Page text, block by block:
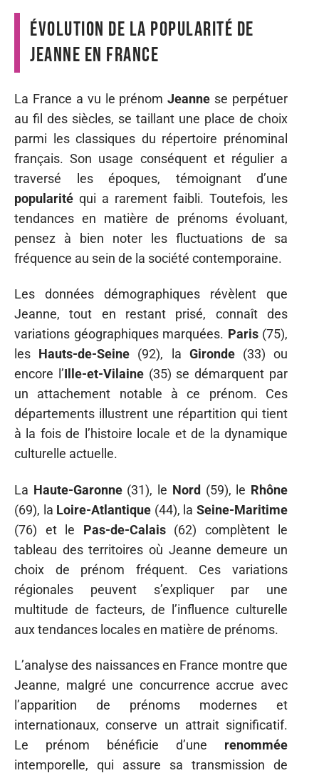
Évolution de la popularité de
Jeanne en France
La France a vu le prénomJeanne se perpétuer
au fil des siècles, se taillant une place de choix
parmi les classiques du répertoire prénominal
français. Son usage conséquent et régulier a
traversé les époques, témoignant d’une
popularité qui a rarement faibli. Toutefois, les
tendances en matière de prénoms évoluant,
pensez à bien noter les fluctuations de sa
fréquence au sein de la société contemporaine.
Les données démographiques révèlent que
Jeanne, tout en restant prisé, connaît des
variations géographiques marquées. Paris(75),
les Hauts-de-Seine (92), la Gironde(33) ou
encore l’Ille-et-Vilaine(35) se démarquent par
un attachement notable à ce prénom. Ces
départements illustrent une répartition qui tient
à la fois de l’histoire locale et de la dynamique
culturelle actuelle.
La Haute-Garonne(31), le Nord(59), le Rhône
(69), la Loire-Atlantique (44), laSeine-Maritime
(76) et le Pas-de-Calais(62) complètent le
tableau des territoires où Jeanne demeure un
choix de prénom fréquent. Ces variations
régionales peuvent s’expliquer par une
multitude de facteurs, de l’influence culturelle
aux tendances locales en matière de prénoms.
L’analyse des naissances en France montre que
Jeanne, malgré une concurrence accrue avec
l’apparition de prénoms modernes et
internationaux, conserve un attrait significatif.
Le prénom bénéficie d’une renommée
intemporelle, qui assure sa transmission de